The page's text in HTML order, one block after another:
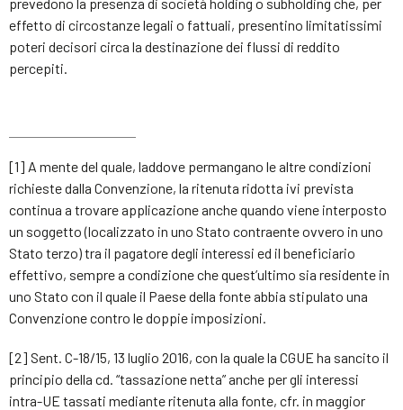
effetto di circostanze legali o fattuali, presentino limitatissimi
poteri decisori circa la destinazione dei flussi di reddito
percepiti.
[1] A mente del quale, laddove permangano le altre condizioni
richieste dalla Convenzione, la ritenuta ridotta ivi prevista
continua a trovare applicazione anche quando viene interposto
un soggetto (localizzato in uno Stato contraente ovvero in uno
Stato terzo) tra il pagatore degli interessi ed il beneficiario
effettivo, sempre a condizione che quest’ultimo sia residente in
uno Stato con il quale il Paese della fonte abbia stipulato una
Convenzione contro le doppie imposizioni.
[2] Sent. C-18/15, 13 luglio 2016, con la quale la CGUE ha sancito il
principio della cd. “tassazione netta” anche per gli interessi
intra-UE tassati mediante ritenuta alla fonte, cfr. in maggior